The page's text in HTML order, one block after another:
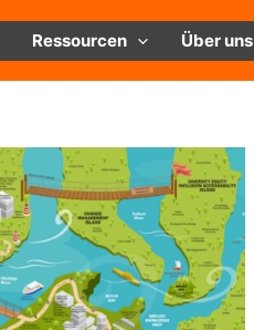
Ressourcen Über uns